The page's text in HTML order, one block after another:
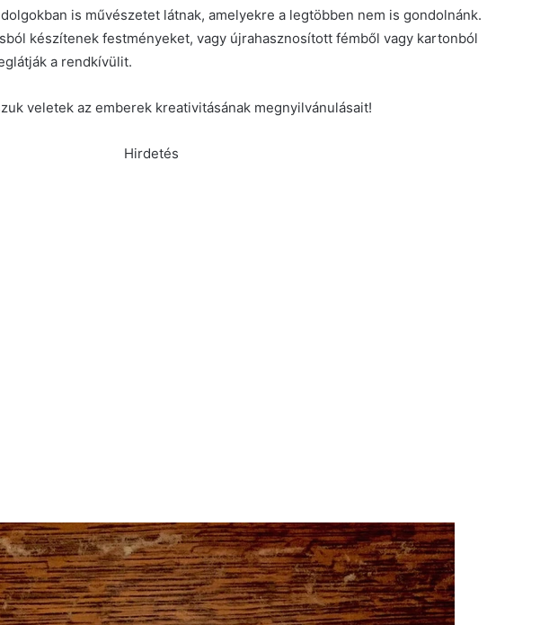
is művészetet látnak, amelyekre a legtöbben nem is gondolnánk.
készítenek festményeket, vagy újrahasznosított fémből vagy kartonból
a rendkívülit.
veletek az emberek kreativitásának megnyilvánulásait!
Hirdetés